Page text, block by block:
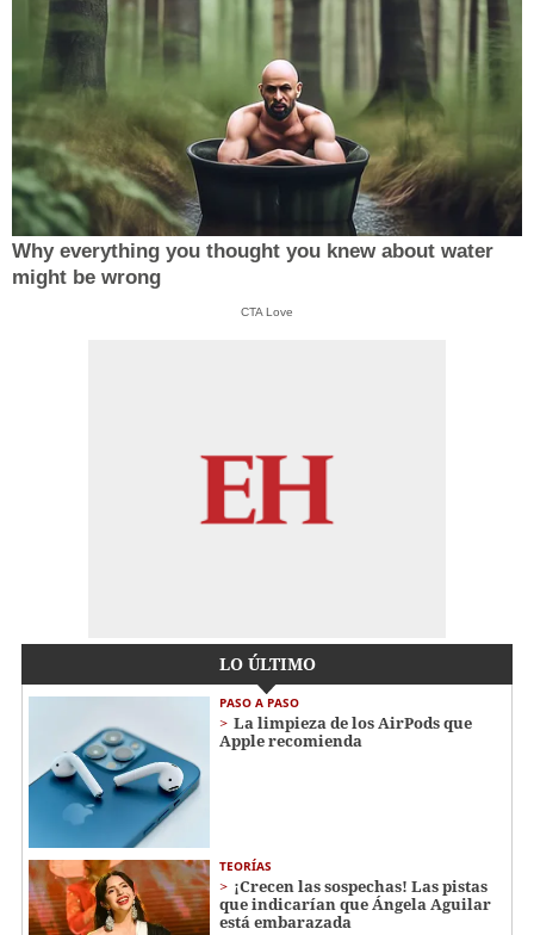
Why everything you thought you knew about water
might be wrong
CTA Love
LO ÚLTIMO
PASO A PASO
La limpieza de los AirPods que
Apple recomienda
TEORÍAS
¡Crecen las sospechas! Las pistas
que indicarían que Ángela Aguilar
está embarazada